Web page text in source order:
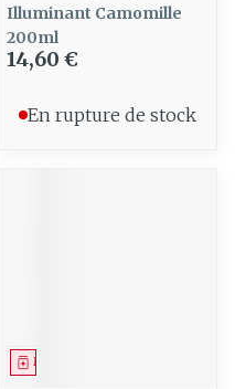
Illuminant Camomille
200ml
14,60 €
En rupture de stock
Médicament